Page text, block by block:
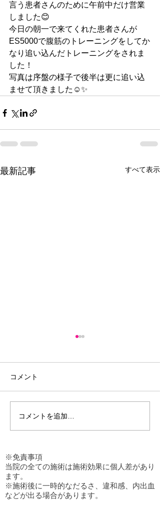
言う患者さんのために午前中だけ営業
しました😊
今日の朝一で来てくれた患者さんが
ES5000で腹筋のトレーニングをしてか
なり追い込んだトレーニングをされま
した！
写真は序盤の様子で後半は更に追い込
ませて頂きました☺✨
最新記事 すべて表示
今日は休診日なので午前中は
ム」さんでカットをして貰っ
て来ました！ カットの腕はも
て凄く参考になりました！😊
夜は患者さんの焼鳥屋「石
井」さんへ行き家族で食事を
して来まし...
コメント
コメントを追加…
※免責事項
当院の全ての施術は施術効果に個人差があり
ます。
※施術後に一時的なだるさ、違和感、内出血
などが出る場合があります。